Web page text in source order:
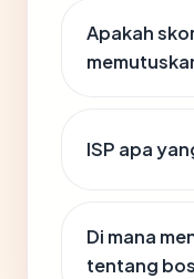
Apakah
ISP apa
Di mana
tentang